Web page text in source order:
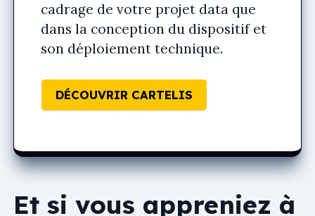
cadrage de votre projet data que
dans la conception du dispositif et
son déploiement technique.
DÉCOUVRIR CARTELIS
Et si vous appreniez à